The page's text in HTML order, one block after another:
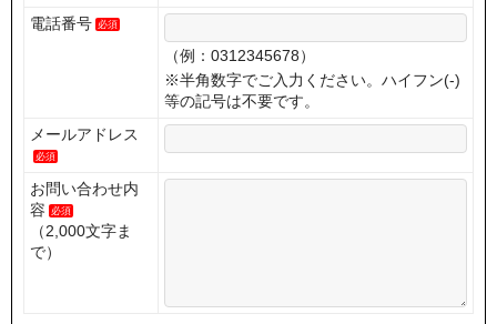
電話番号 必須
（例：0312345678）
※半角数字でご入力ください。ハイフン(-)
等の記号は不要です。
メールアドレス
必須
お問い合わせ内
容
必須
（2,000文字ま
で）